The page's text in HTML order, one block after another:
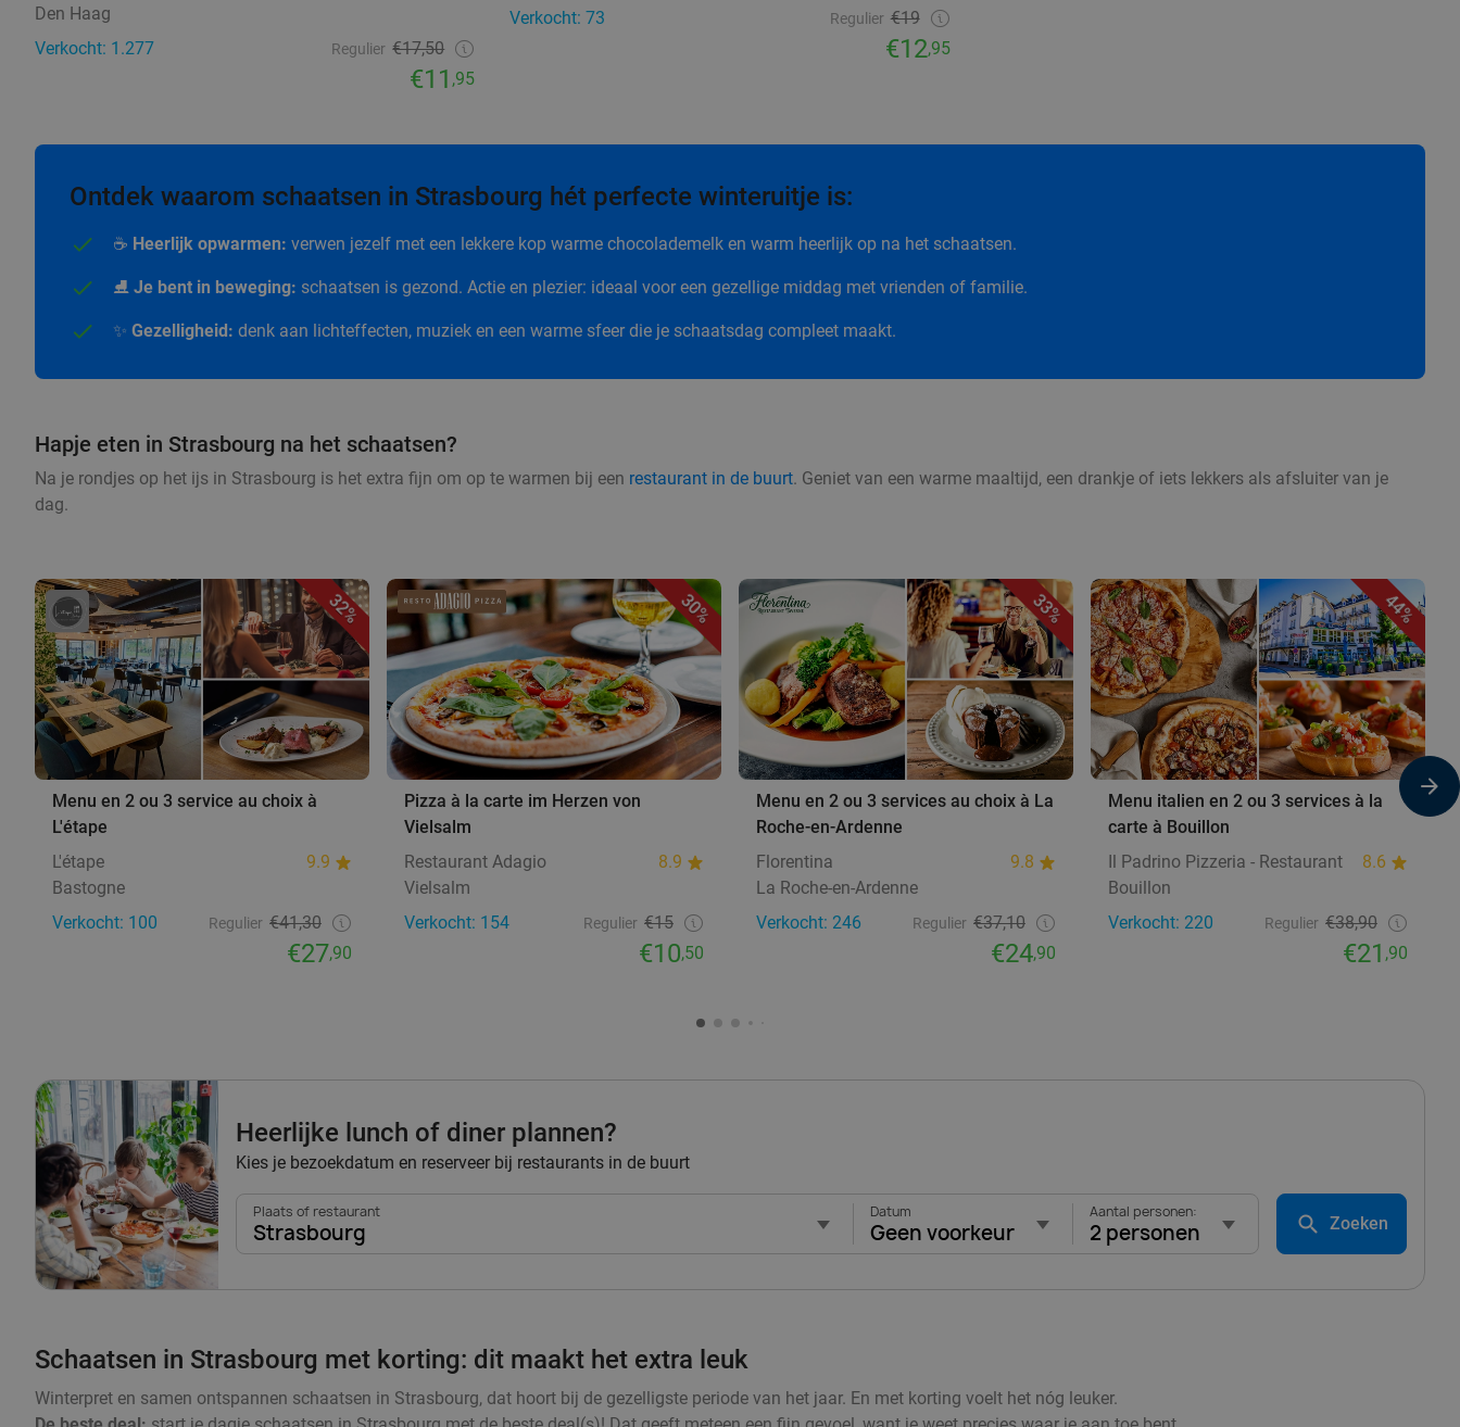
Den Haag
Verkocht: 1.277
Regulier €17,50
€11,95
Verkocht: 73
Regulier €19
€12,95
Ontdek waarom schaatsen in Strasbourg hét perfecte winteruitje is:
☕ Heerlijk opwarmen: verwen jezelf met een lekkere kop warme chocolademelk en warm heerlijk op na het schaatsen.
⛸️ Je bent in beweging: schaatsen is gezond. Actie en plezier: ideaal voor een gezellige middag met vrienden of familie.
✨ Gezelligheid: denk aan lichteffecten, muziek en een warme sfeer die je schaatsdag compleet maakt.
Hapje eten in Strasbourg na het schaatsen?
Na je rondjes op het ijs in Strasbourg is het extra fijn om op te warmen bij een restaurant in de buurt. Geniet van een warme maaltijd, een drankje of iets lekkers als afsluiter van je
dag.
32%
Menu en 2 ou 3 service au choix à
L'étape
L'étape
9.9
Bastogne
Verkocht: 100
Regulier €41,30
€27,90
30%
Pizza à la carte im Herzen von
Vielsalm
Restaurant Adagio
8.9
Vielsalm
Verkocht: 154
Regulier €15
€10,50
33%
Menu en 2 ou 3 services au choix à La
Roche-en-Ardenne
Florentina
9.8
La Roche-en-Ardenne
Verkocht: 246
Regulier €37,10
€24,90
44%
Menu italien en 2 ou 3 services à la
carte à Bouillon
Il Padrino Pizzeria - Restaurant
8.6
Bouillon
Verkocht: 220
Regulier €38,90
€21 ,90
Heerlijke lunch of diner plannen?
Kies je bezoekdatum en reserveer bij restaurants in de buurt
Plaats of restaurant
Strasbourg
Datum
Geen voorkeur
Aantal personen:
2 personen Zoeken
Schaatsen in Strasbourg met korting: dit maakt het extra leuk
Winterpret en samen ontspannen schaatsen in Strasbourg, dat hoort bij de gezelligste periode van het jaar. En met korting voelt het nóg leuker.